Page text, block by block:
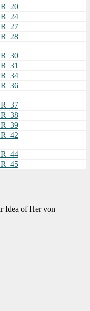
Idea of Her von